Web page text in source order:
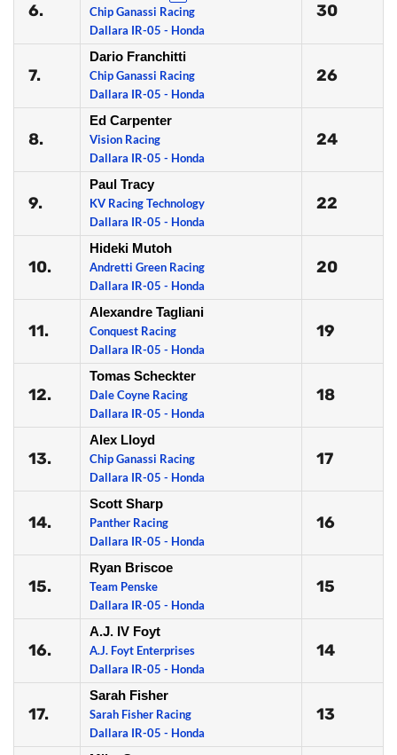
6.
Chip Ganassi Racing
Dallara IR-05 - Honda
30
7.
Dario Franchitti
Chip Ganassi Racing
Dallara IR-05 - Honda
26
8.
Ed Carpenter
Vision Racing
Dallara IR-05 - Honda
24
9.
Paul Tracy
KV Racing Technology
Dallara IR-05 - Honda
22
10.
Hideki Mutoh
Andretti Green Racing
Dallara IR-05 - Honda
20
11.
Alexandre Tagliani
Conquest Racing
Dallara IR-05 - Honda
19
12.
Tomas Scheckter
Dale Coyne Racing
Dallara IR-05 - Honda
18
13.
Alex Lloyd
Chip Ganassi Racing
Dallara IR-05 - Honda
17
14.
Scott Sharp
Panther Racing
Dallara IR-05 - Honda
16
15.
Ryan Briscoe
Team Penske
Dallara IR-05 - Honda
15
16.
A.J. IV Foyt
A.J. Foyt Enterprises
Dallara IR-05 - Honda
14
17.
Sarah Fisher
Sarah Fisher Racing
Dallara IR-05 - Honda
13